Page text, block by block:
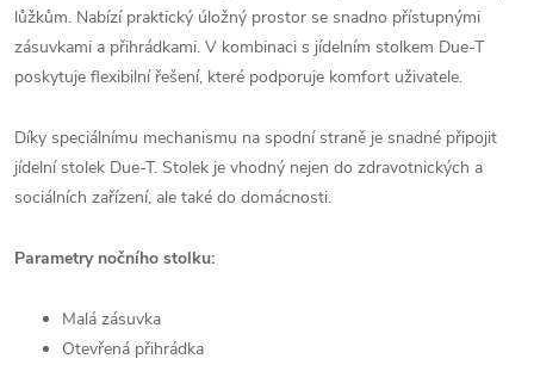
lůžkům. Nabízí praktický úložný prostor se snadno přístupnými
zásuvkami a přihrádkami. V kombinaci s jídelním stolkem Due-T
poskytuje flexibilní řešení, které podporuje komfort uživatele.
Díky speciálnímu mechanismu na spodní straně je snadné připojit
jídelní stolek Due-T. Stolek je vhodný nejen do zdravotnických a
sociálních zařízení, ale také do domácnosti.
Parametry nočního stolku:
Malá zásuvka
Otevřená přihrádka